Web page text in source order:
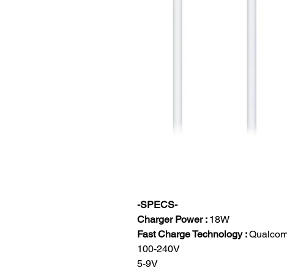
-SPECS-
Charger Power : 18W
Fast Charge Technology :
100-240V
5-9V